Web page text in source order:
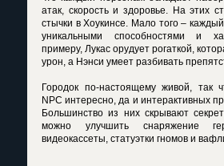
атак, скорость и здоровье. На этих
стычки в Хоукинсе. Мало того –
уникальными способностями и
примеру, Лукас орудует рогаткой,
урон, а Нэнси умеет разбивать
Городок по-настоящему живой, так
NPC интересно, да и интерактивных
Большинство из них скрывают
можно улучшить снаряжение
видеокассеты, статуэтки гномов и